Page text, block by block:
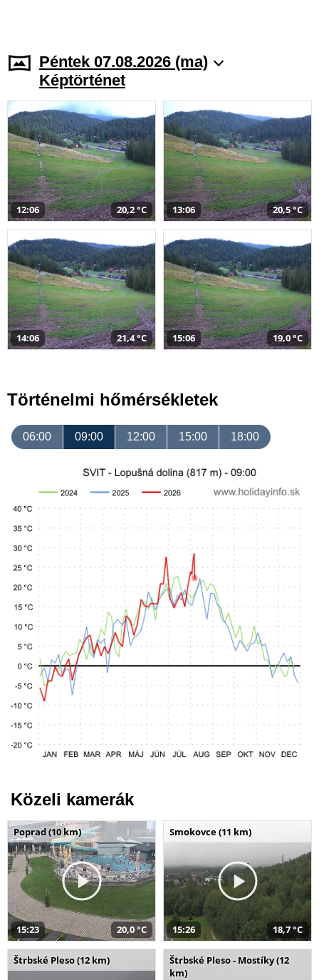
Péntek 07.08.2026 (ma)
Képtörténet
12:06 20,2 °C 13:06 20,5 °C
14:06 21,4 °C 15:06 19,0 °C
Történelmi hőmérsékletek
06:00 09:00 12:00 15:00 18:00
Közeli kamerák
Poprad (10 km)
15:23 20,0 °C
Smokovce (11 km)
15:26 18,7 °C
Štrbské Pleso (12 km)
Štrbské Pleso - Mostíky (12
km)